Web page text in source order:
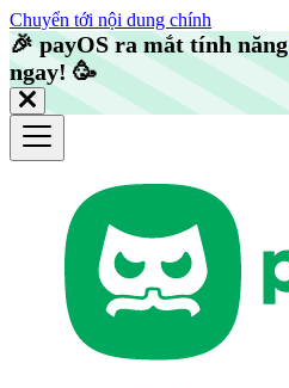
Chuyển tới nội dung chính
🎉️payOS ra mắt tính năng
ngay!🥳️